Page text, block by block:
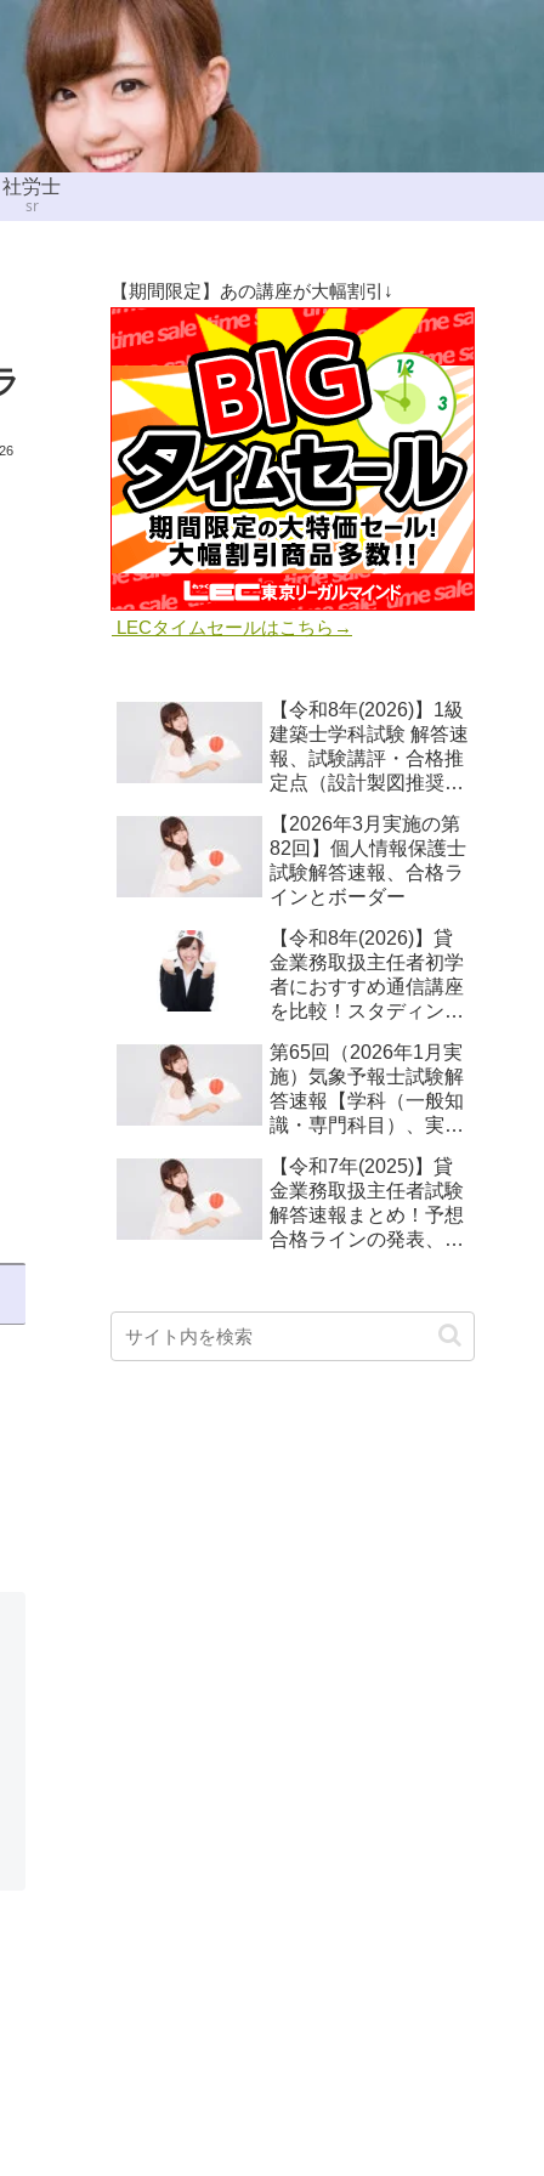
社労士
sr
【期間限定】あの講座が大幅割引↓
LECタイムセールはこちら→
【令和8年(2026)】1級
建築士学科試験 解答速
報、試験講評・合格推
定点（設計製図推奨
【2026年3月実施の第
82回】個人情報保護士
試験解答速報、合格ラ
インとボーダー
【令和8年(2026)】貸
金業務取扱主任者初学
者におすすめ通信講座
を比較！スタディン
第65回（2026年1月実
施）気象予報士試験解
答速報【学科（一般知
識・専門科目）、実技
【令和7年(2025)】貸
金業務取扱主任者試験
解答速報まとめ！予想
合格ラインの発表、試